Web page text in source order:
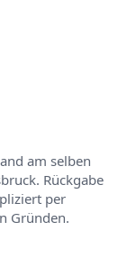
am selben
Rückgabe
per
Gründen.